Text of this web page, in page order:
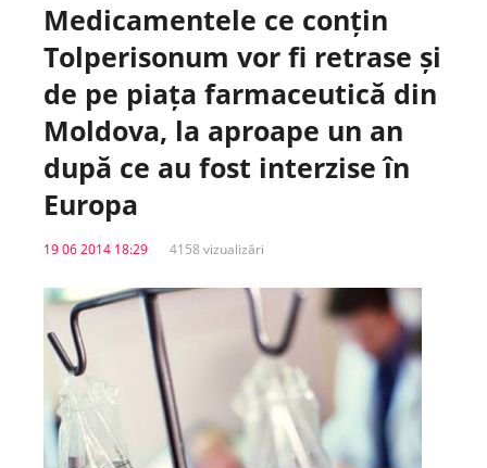
E-Sănătate Medici
E-Sănătate Instituții
Tuberculoza Info
Centrul PAS
Școala E-Sănătate
SanoTeca
Medicamentele ce conțin
Tolperisonum vor fi retrase și
de pe piața farmaceutică din
Moldova, la aproape un an
după ce au fost interzise în
Europa
19 06 2014 18:29 4158 vizualizări